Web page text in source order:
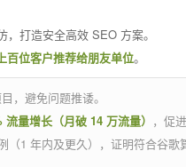
打造安全高效 SEO 方案。
百位客户推荐给朋友单位。
，避免问题推诿。
流量增长（月破 14 万流量） ，促
（1 年内及更久），证明符合谷